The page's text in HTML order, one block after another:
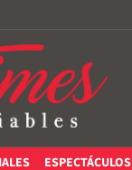
ESPECTÁCULOS